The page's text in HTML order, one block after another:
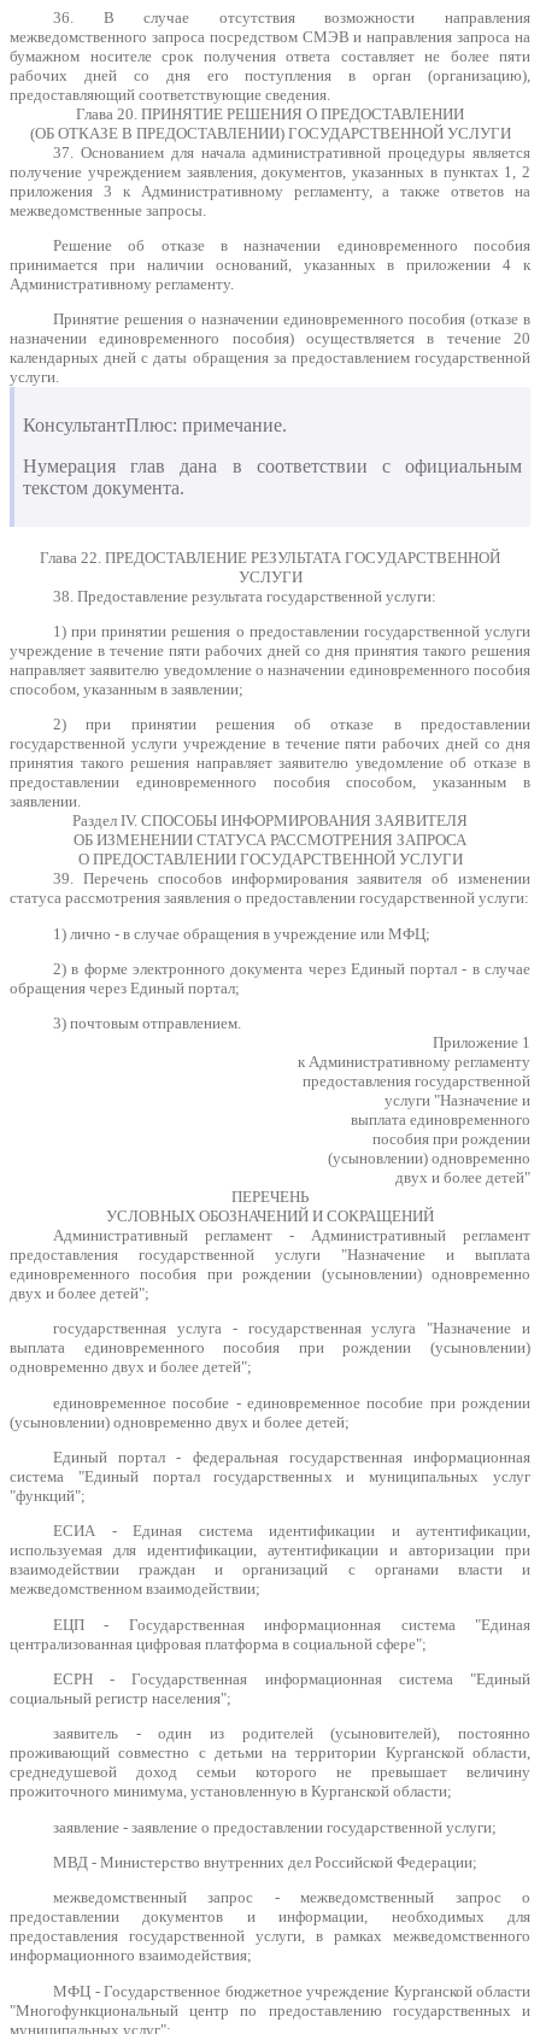
36. В случае отсутствия возможности направления
межведомственного запроса посредством СМЭВ и направления запроса на
бумажном носителе срок получения ответа составляет не более пяти
рабочих дней со дня его поступления в орган (организацию),
предоставляющий соответствующие сведения.
Глава 20. ПРИНЯТИЕ РЕШЕНИЯ О ПРЕДОСТАВЛЕНИИ
(ОБ ОТКАЗЕ В ПРЕДОСТАВЛЕНИИ) ГОСУДАРСТВЕННОЙ УСЛУГИ
37. Основанием для начала административной процедуры является
получение учреждением заявления, документов, указанных в пунктах 1, 2
приложения 3 к Административному регламенту, а также ответов на
межведомственные запросы.
Решение об отказе в назначении единовременного пособия
принимается при наличии оснований, указанных в приложении 4 к
Административному регламенту.
Принятие решения о назначении единовременного пособия (отказе в
назначении единовременного пособия) осуществляется в течение 20
календарных дней с даты обращения за предоставлением государственной
услуги.
КонсультантПлюс: примечание.
Нумерация глав дана в соответствии с официальным
текстом документа.
Глава 22. ПРЕДОСТАВЛЕНИЕ РЕЗУЛЬТАТА ГОСУДАРСТВЕННОЙ
УСЛУГИ
38. Предоставление результата государственной услуги:
1) при принятии решения о предоставлении государственной услуги
учреждение в течение пяти рабочих дней со дня принятия такого решения
направляет заявителю уведомление о назначении единовременного пособия
способом, указанным в заявлении;
2) при принятии решения об отказе в предоставлении
государственной услуги учреждение в течение пяти рабочих дней со дня
принятия такого решения направляет заявителю уведомление об отказе в
предоставлении единовременного пособия способом, указанным в
заявлении.
Раздел IV. СПОСОБЫ ИНФОРМИРОВАНИЯ ЗАЯВИТЕЛЯ
ОБ ИЗМЕНЕНИИ СТАТУСА РАССМОТРЕНИЯ ЗАПРОСА
О ПРЕДОСТАВЛЕНИИ ГОСУДАРСТВЕННОЙ УСЛУГИ
39. Перечень способов информирования заявителя об изменении
статуса рассмотрения заявления о предоставлении государственной услуги:
1) лично - в случае обращения в учреждение или МФЦ;
2) в форме электронного документа через Единый портал - в случае
обращения через Единый портал;
3) почтовым отправлением.
Приложение 1
к Административному регламенту
предоставления государственной
услуги "Назначение и
выплата единовременного
пособия при рождении
(усыновлении) одновременно
двух и более детей"
ПЕРЕЧЕНЬ
УСЛОВНЫХ ОБОЗНАЧЕНИЙ И СОКРАЩЕНИЙ
Административный регламент - Административный регламент
предоставления государственной услуги "Назначение и выплата
единовременного пособия при рождении (усыновлении) одновременно
двух и более детей";
государственная услуга - государственная услуга "Назначение и
выплата единовременного пособия при рождении (усыновлении)
одновременно двух и более детей";
единовременное пособие - единовременное пособие при рождении
(усыновлении) одновременно двух и более детей;
Единый портал - федеральная государственная информационная
система "Единый портал государственных и муниципальных услуг
"функций";
ЕСИА - Единая система идентификации и аутентификации,
используемая для идентификации, аутентификации и авторизации при
взаимодействии граждан и организаций с органами власти и
межведомственном взаимодействии;
ЕЦП - Государственная информационная система "Единая
централизованная цифровая платформа в социальной сфере";
ЕСРН - Государственная информационная система "Единый
социальный регистр населения";
заявитель - один из родителей (усыновителей), постоянно
проживающий совместно с детьми на территории Курганской области,
среднедушевой доход семьи которого не превышает величину
прожиточного минимума, установленную в Курганской области;
заявление - заявление о предоставлении государственной услуги;
МВД - Министерство внутренних дел Российской Федерации;
межведомственный запрос - межведомственный запрос о
предоставлении документов и информации, необходимых для
предоставления государственной услуги, в рамках межведомственного
информационного взаимодействия;
МФЦ - Государственное бюджетное учреждение Курганской области
"Многофункциональный центр по предоставлению государственных и
муниципальных услуг";